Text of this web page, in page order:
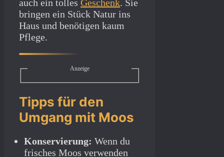
auch ein tolles Geschenk. Sie
bringen ein Stück Natur ins
Haus und benötigen kaum
Pflege.
Anzeige
Tipps für den
Umgang mit Moos
Konservierung: Wenn du
frisches Moos verwenden